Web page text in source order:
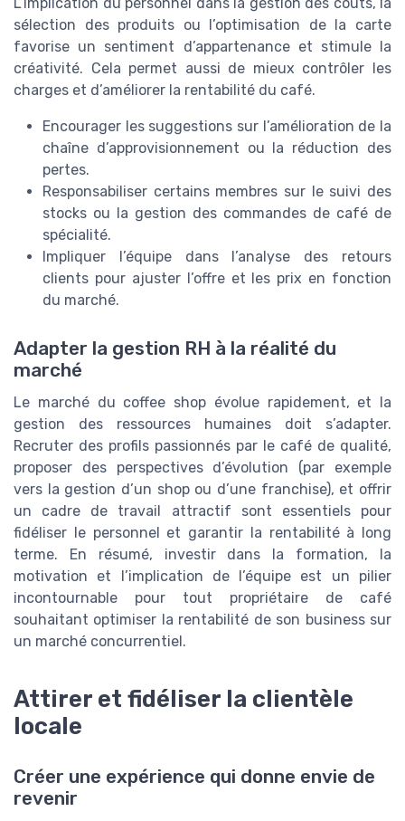
sélection des produits ou l’optimisation de la carte
favorise un sentiment d’appartenance et stimule la
créativité. Cela permet aussi de mieux contrôler les
charges et d’améliorer la rentabilité du café.
Encourager les suggestions sur l’amélioration de la
chaîne d’approvisionnement ou la réduction des
pertes.
Responsabiliser certains membres sur le suivi des
stocks ou la gestion des commandes de café de
spécialité.
Impliquer l’équipe dans l’analyse des retours
clients pour ajuster l’offre et les prix en fonction
du marché.
Adapter la gestion RH à la réalité du
marché
Le marché du coffee shop évolue rapidement, et la
gestion des ressources humaines doit s’adapter.
Recruter des profils passionnés par le café de qualité,
proposer des perspectives d’évolution (par exemple
vers la gestion d’un shop ou d’une franchise), et offrir
un cadre de travail attractif sont essentiels pour
fidéliser le personnel et garantir la rentabilité à long
terme. En résumé, investir dans la formation, la
motivation et l’implication de l’équipe est un pilier
incontournable pour tout propriétaire de café
souhaitant optimiser la rentabilité de son business sur
un marché concurrentiel.
Attirer et fidéliser la clientèle
locale
Créer une expérience qui donne envie de
revenir